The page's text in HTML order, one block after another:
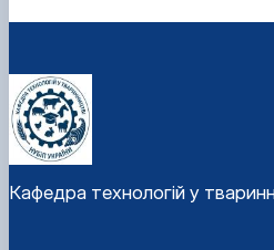
Кафедра технологій у